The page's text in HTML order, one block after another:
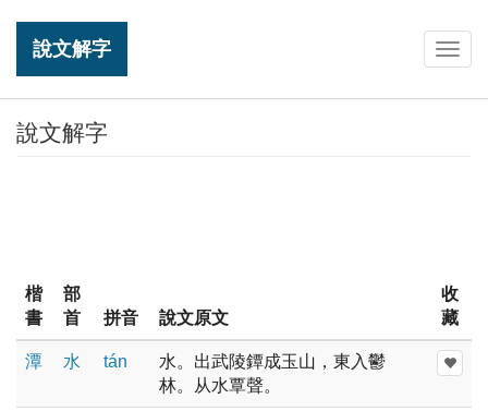
說文解字
說文解字
楷
書
部
首
拼音 說文原文
收
藏
潭 水 tán
水。出武陵鐔成玉山，東入鬱
林。从水覃聲。